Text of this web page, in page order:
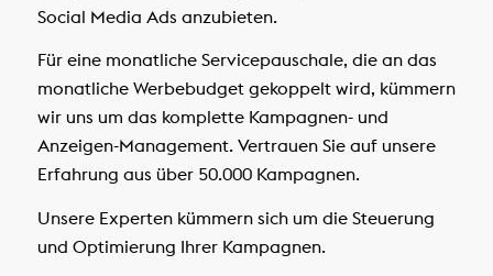
Social Media Ads anzubieten.
Für eine monatliche Servicepauschale, die an das
monatliche Werbebudget gekoppelt wird, kümmern
wir uns um das komplette Kampagnen- und
Anzeigen-Management. Vertrauen Sie auf unsere
Erfahrung aus über 50.000 Kampagnen.
Unsere Experten kümmern sich um die Steuerung
und Optimierung Ihrer Kampagnen.